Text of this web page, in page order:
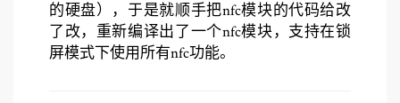
的硬盘），于是就顺手把nfc模块的代码给改
了改，重新编译出了一个nfc模块，支持在锁
屏模式下使用所有nfc功能。